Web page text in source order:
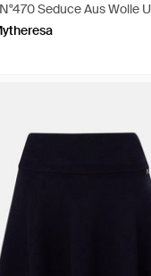
Seduce Aus Wolle